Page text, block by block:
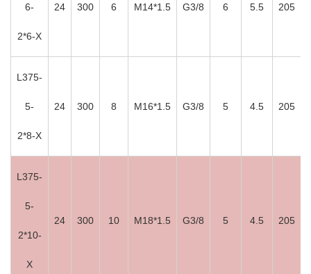
6-
2*6-X
24 300 6 M14*1.5 G3/8 6 5.5 205
L375-
5-
2*8-X
24 300 8 M16*1.5 G3/8 5 4.5 205
L375-
5-
2*10-
X
24 300 10 M18*1.5 G3/8 5 4.5 205